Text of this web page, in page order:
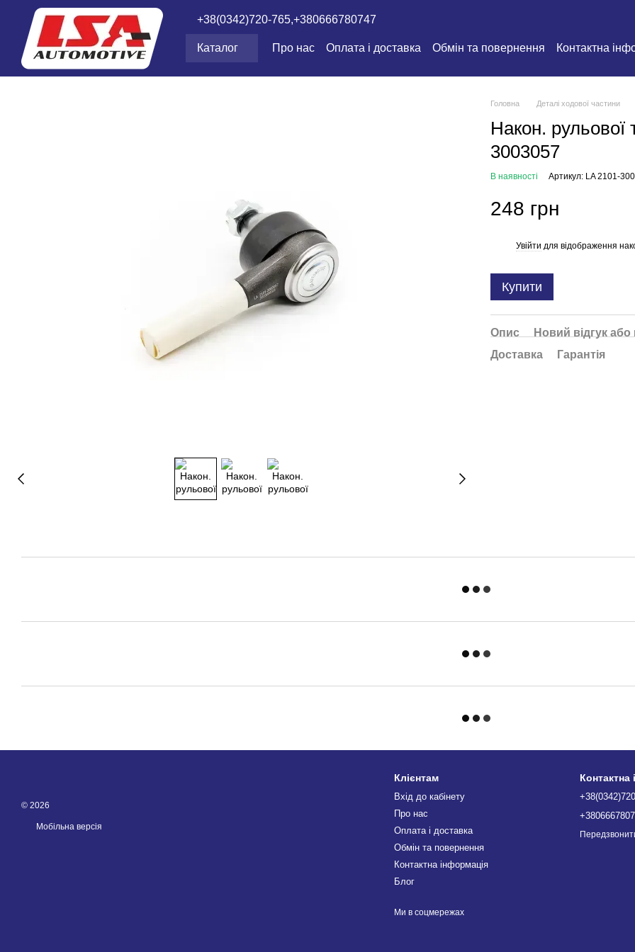
Перейти до основного контенту
+38(0342)720-765,+380666780747
Каталог Про нас Оплата і доставка Обмін та повернення Контактна
Головна Деталі ходової частини
Након. рульової
3003057
В наявності Артикул: LA 2101-
248 грн
Увійти для відображення
Купити
Опис
Новий відгук
Доставка
Гарантія
© 2026
Мобільна версія
Клієнтам
Вхід до кабінету
Про нас
Оплата і доставка
Обмін та повернення
Контактна інформація
Блог
Ми в соцмережах
Контактна